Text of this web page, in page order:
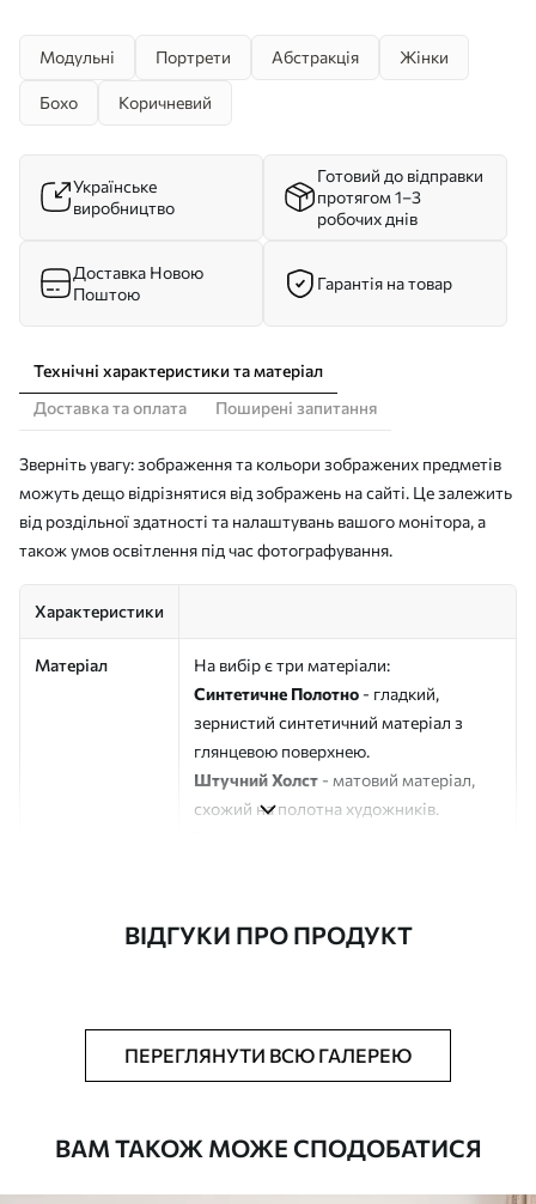
Модульні Портрети Абстракція Жінки
Бохо Коричневий
Українське
виробництво
Готовий до відправки
протягом 1–3
робочих днів
Доставка Новою
Поштою
Гарантія на товар
Технічні характеристики та матеріал
Доставка та оплата
Поширені запитання
Зверніть увагу: зображення та кольори зображених предметів
можуть дещо відрізнятися від зображень на сайті. Це залежить
від роздільної здатності та налаштувань вашого монітора, а
також умов освітлення під час фотографування.
Характеристики
Матеріал
На вибір є три матеріали:
Синтетичне Полотно - гладкий,
зернистий синтетичний матеріал з
глянцевою поверхнею.
Штучний Холст - матовий матеріал,
схожий на полотна художників.
Додатково Можна додати лакове покриття.
ВІДГУКИ ПРО ПРОДУКТ
ПЕРЕГЛЯНУТИ ВСЮ ГАЛЕРЕЮ
ВАМ ТАКОЖ МОЖЕ СПОДОБАТИСЯ